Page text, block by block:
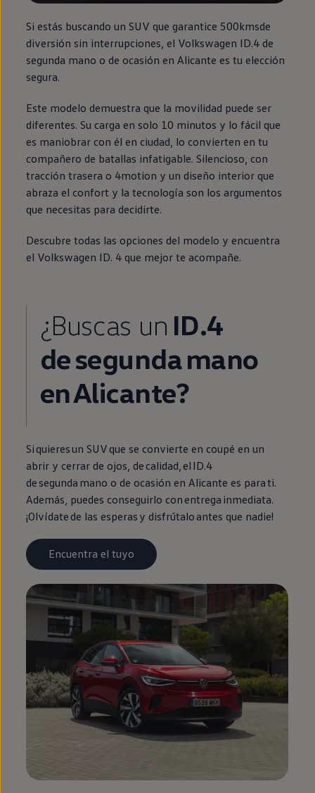
Si estás buscando un SUV que garantice 500kmsde
diversión sin interrupciones, el Volkswagen ID.4 de
segunda mano o de ocasión en Alicante es tu elección
segura.
Este modelo demuestra que la movilidad puede ser
diferentes. Su carga en solo 10 minutos y lo fácil que
es maniobrar con él en ciudad, lo convierten en tu
compañero de batallas infatigable. Silencioso, con
tracción trasera o 4motion y un diseño interior que
abraza el confort y la tecnología son los argumentos
que necesitas para decidirte.
Descubre todas las opciones del modelo y encuentra
el Volkswagen ID. 4 que mejor te acompañe.
¿Buscas un ID.4
desegundamano
enAlicante?
Si quieres un SUV que se convierte en coupé en un
abrir y cerrar de ojos, de calidad, el ID.4
desegunda mano o de ocasión en Alicante es para ti.
Además, puedes conseguirlo con entrega inmediata.
¡Olvídate de las esperas y disfrútalo antes que nadie!
Encuentra el tuyo